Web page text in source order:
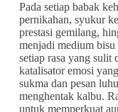
Pada setiap babak
pernikahan, syukur
prestasi gemilang,
menjadi medium
setiap rasa yang sulit
katalisator emosi
sukma dan pesan
menghentak kalbu.
untuk memperkuat